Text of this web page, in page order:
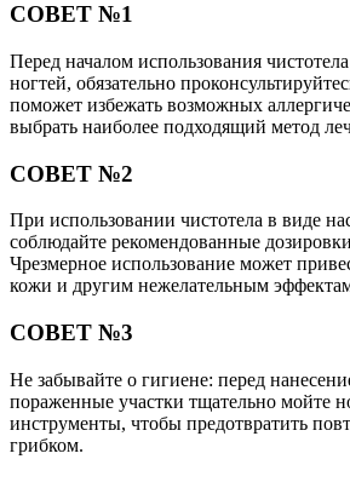
СОВЕТ №1
Перед началом использования
ногтей, обязательно
поможет избежать возможных
выбрать наиболее подходящий метод
СОВЕТ №2
При использовании чистотела в виде
соблюдайте рекомендованные
Чрезмерное использование может
кожи и другим нежелательным
СОВЕТ №3
Не забывайте о гигиене: перед
пораженные участки тщательно мойте
инструменты, чтобы предотвратить
грибком.